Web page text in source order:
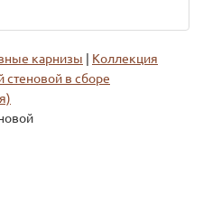
карнизы
Коллекция
стеновой в сборе